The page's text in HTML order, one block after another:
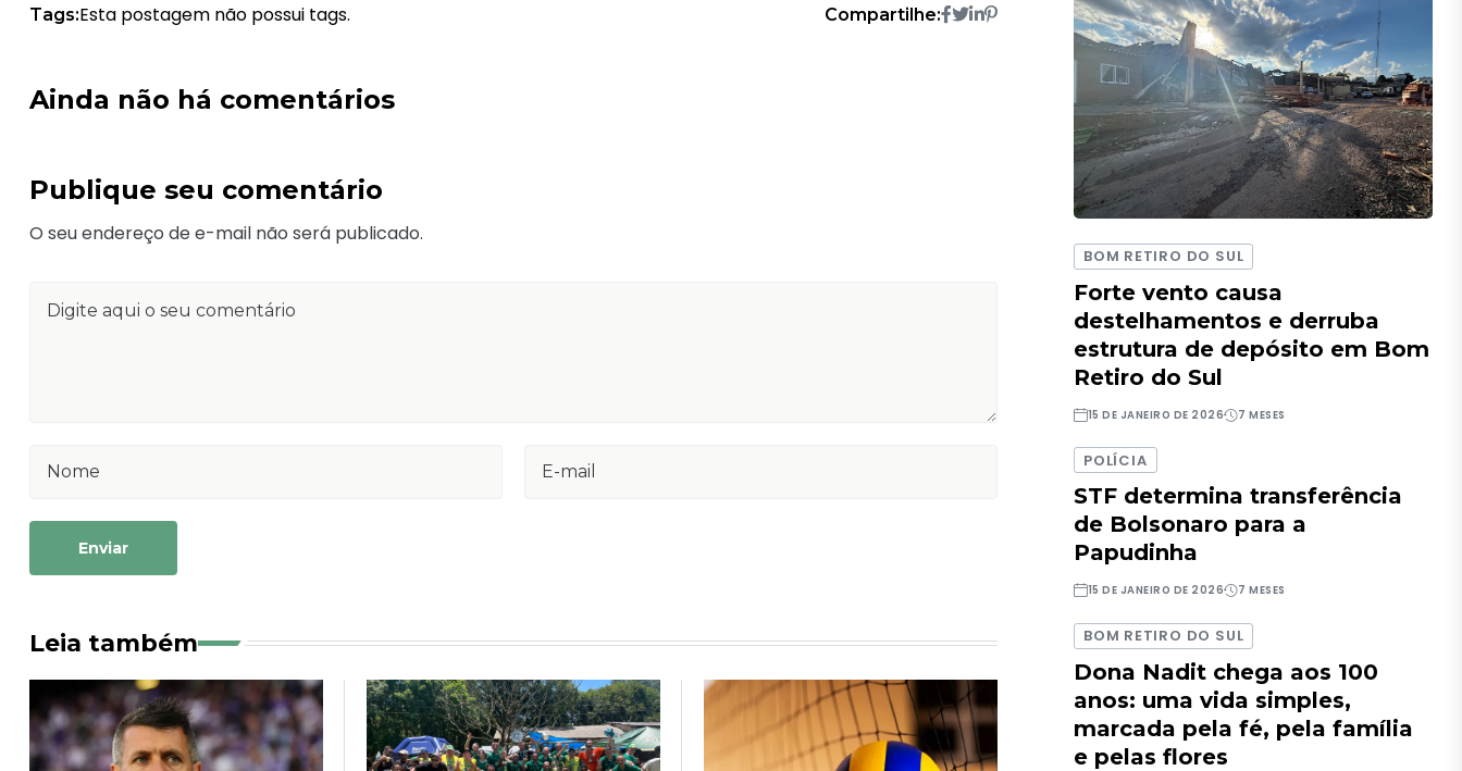
Tags:Esta postagem não possui tags. Compartilhe:
Ainda não há comentários
Publique seu comentário
O seu endereço de e-mail não será publicado.
Enviar
Leia também
BOM RETIRO DO SUL
Forte vento causa
destelhamentos e derruba
estrutura de depósito em Bom
Retiro do Sul
15 DE JANEIRO DE 2026 7 MESES
POLÍCIA
STF determina transferência
de Bolsonaro para a
Papudinha
15 DE JANEIRO DE 2026 7 MESES
BOM RETIRO DO SUL
Dona Nadit chega aos 100
anos: uma vida simples,
marcada pela fé, pela família
e pelas flores